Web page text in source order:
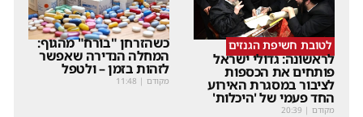
לטובת חשיפת הגנזים
לראשונה: גדולי ישראל
פותחים את הכספות
לציבור במסגרת האירוע
החד פעמי של 'היכלות'
מקודם |
20:39
כשהזרחן "בורח" מהגוף:
המחלה הנדירה שאפשר
לזהות בזמן – ולטפל
מקודם |
11:48